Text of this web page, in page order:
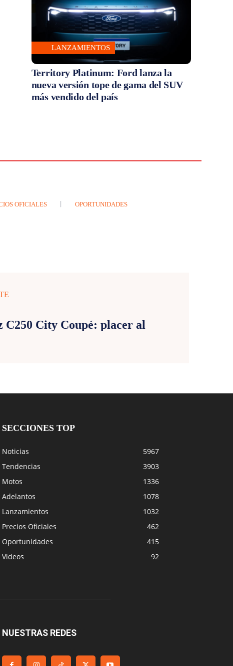
LANZAMIENTOS
Territory Platinum: Ford lanza la
nueva versión tope de gama del SUV
más vendido del país
OFICIALES OPORTUNIDADES
C250 City Coupé: placer al
SECCIONES TOP
Noticias
5967
Tendencias
3903
Motos
1336
Adelantos
1078
Lanzamientos
1032
Precios Oficiales
462
Oportunidades
415
Videos
92
NUESTRAS REDES